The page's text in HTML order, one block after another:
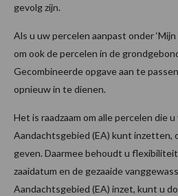
gevolg zijn.
Als u uw percelen aanpast onder
om ook de percelen in de
Gecombineerde opgave aan te
opnieuw in te dienen.
Het is raadzaam om alle percelen die
Aandachtsgebied (EA) kunt inzetten,
geven. Daarmee behoudt u
zaaidatum en de gezaaide
Aandachtsgebied (EA) inzet, kunt u